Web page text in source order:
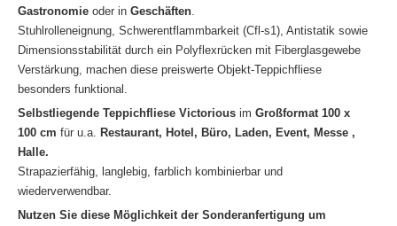
Gastronomie oder in Geschäften
Stuhlrolleneignung, Schwerentflammbarkeit (Cfl-s1), Antistatik sowie
Dimensionsstabilität durch ein Polyflexrücken mit Fiberglasgewebe
Verstärkung, machen diese preiswerte Objekt-Teppichfliese
besonders funktional.
Selbstliegende Teppichfliese Victorious im Großformat 100 x
100 cm für u.a. Restaurant, Hotel, Büro, Laden, Event, Messe ,
Halle.
Strapazierfähig, langlebig, farblich kombinierbar und
wiederverwendbar.
Nutzen Sie diese Möglichkeit der Sonderanfertigung um